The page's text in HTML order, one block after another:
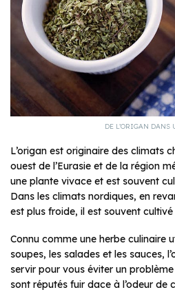
DE L’ORIGAN DANS
L’origan est originaire des climats
ouest de l’Eurasie et de la région
une plante vivace et est souvent
Dans les climats nordiques, en
est plus froide, il est souvent
Connu comme une herbe culinaire
soupes, les salades et les sauces,
servir pour vous éviter un
sont réputés fuir dace à l’odeur de